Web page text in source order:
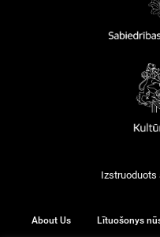
Izstruoduots
About Us Lītuošonys